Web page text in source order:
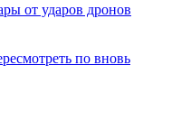
от ударов дронов
по вновь